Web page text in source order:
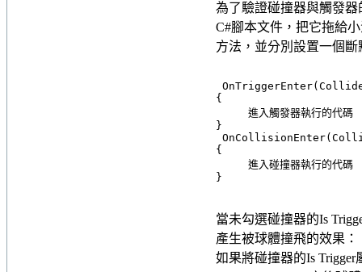
為了驗證碰撞器與觸發
C#腳本文件，把它拖給
方法，並分別設置一個斷
{
進入觸發器執行的代碼
}
{
進入碰撞器執行的代碼
}
當未勾選碰撞器的Is
產生被球體撞飛的效果：
如果將碰撞器的Is